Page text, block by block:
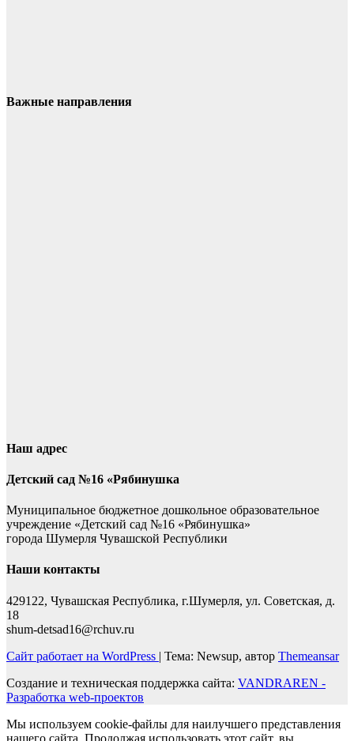
Важные направления
Наш адрес
Детский сад №16 «Рябинушка
Муниципальное бюджетное дошкольное образовательное
учреждение «Детский сад №16 «Рябинушка»
города Шумерля Чувашской Республики
Наши контакты
429122, Чувашская Республика, г.Шумерля, ул. Советская, д.
18
shum-detsad16@rchuv.ru
Сайт работает на WordPress | Тема: Newsup, автор Themeansar
Создание и техническая поддержка сайта: VANDRAREN -
Разработка web-проектов
Мы используем cookie-файлы для наилучшего представления
нашего сайта. Продолжая использовать этот сайт, вы